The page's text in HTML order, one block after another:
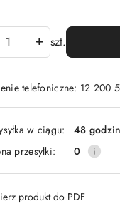
szt.
telefoniczne: 12 200
w ciągu:
48 godzin
przesyłki:
0
produkt do PDF